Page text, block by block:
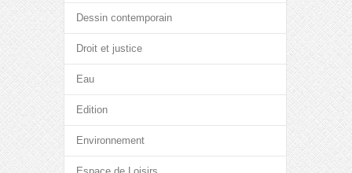
Dessin contemporain
Droit et justice
Eau
Edition
Environnement